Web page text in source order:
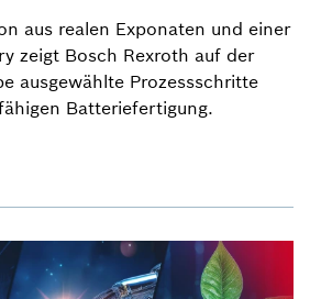
aus realen Exponaten und einer
zeigt Bosch Rexroth auf der
ausgewählte Prozessschritte
Batteriefertigung.